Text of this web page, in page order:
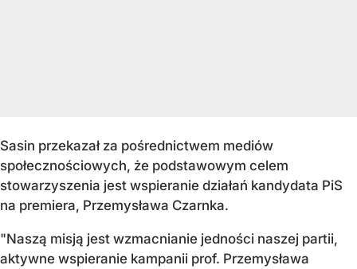
Sasin przekazał za pośrednictwem mediów
społecznościowych, że podstawowym celem
stowarzyszenia jest wspieranie działań kandydata PiS
na premiera, Przemysława Czarnka.
"Naszą misją jest wzmacnianie jedności naszej partii,
aktywne wspieranie kampanii prof. Przemysława